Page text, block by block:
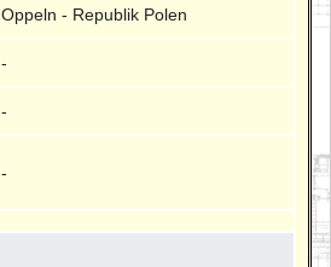
Oppeln - Republik Polen
-
-
-